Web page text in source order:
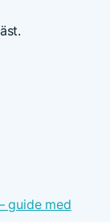
guide med